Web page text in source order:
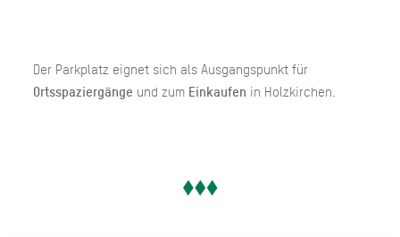
Der Parkplatz eignet sich als Ausgangspunkt für
Ortsspaziergänge und zum Einkaufen in Holzkirchen.